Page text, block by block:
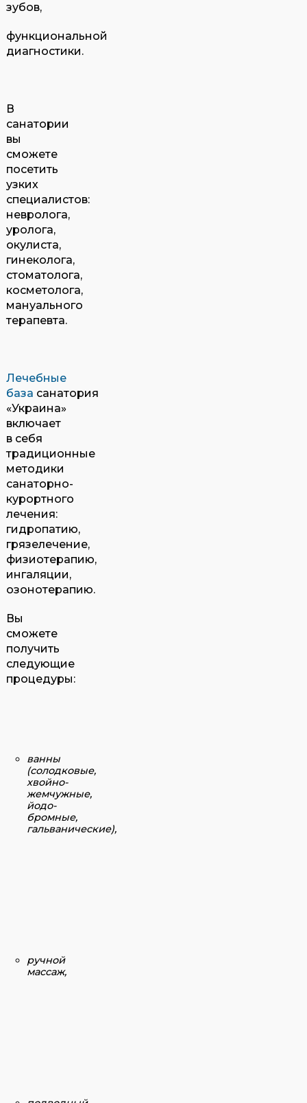
зубов,
функциональной
диагностики.
В
санатории
вы
сможете
посетить
узких
специалистов:
невролога,
уролога,
окулиста,
гинеколога,
стоматолога,
косметолога,
мануального
терапевта.
Лечебные
база санатория
«Украина»
включает
в себя
традиционные
методики
санаторно-
курортного
лечения:
гидропатию,
грязелечение,
физиотерапию,
ингаляции,
озонотерапию.
Вы
сможете
получить
следующие
процедуры:
ванны
(солодковые,
хвойно-
жемчужные,
йодо-
бромные,
гальванические),
ручной
массаж,